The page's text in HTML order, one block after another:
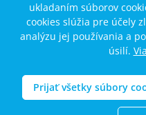
ukladaním súborov
cookies slúžia pre účely
analýzu jej používania a
úsilí.
Prijať všetky súbory